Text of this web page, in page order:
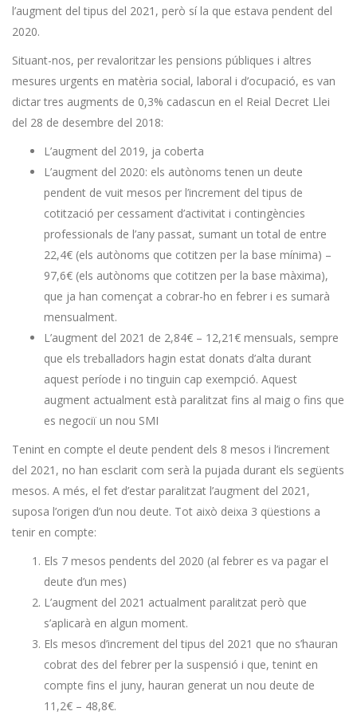
l’augment del tipus del 2021, però sí la que estava pendent del
2020.
Situant-nos, per revaloritzar les pensions públiques i altres
mesures urgents en matèria social, laboral i d’ocupació, es van
dictar tres augments de 0,3% cadascun en el Reial Decret Llei
del 28 de desembre del 2018:
L’augment del 2019, ja coberta
L’augment del 2020: els autònoms tenen un deute
pendent de vuit mesos per l’increment del tipus de
cotització per cessament d’activitat i contingències
professionals de l’any passat, sumant un total de entre
22,4€ (els autònoms que cotitzen per la base mínima) –
97,6€ (els autònoms que cotitzen per la base màxima),
que ja han començat a cobrar-ho en febrer i es sumarà
mensualment.
L’augment del 2021 de 2,84€ – 12,21€ mensuals, sempre
que els treballadors hagin estat donats d’alta durant
aquest període i no tinguin cap exempció. Aquest
augment actualment està paralitzat fins al maig o fins que
es negociï un nou SMI
Tenint en compte el deute pendent dels 8 mesos i l’increment
del 2021, no han esclarit com serà la pujada durant els següents
mesos. A més, el fet d’estar paralitzat l’augment del 2021,
suposa l’origen d’un nou deute. Tot això deixa 3 qüestions a
tenir en compte:
Els 7 mesos pendents del 2020 (al febrer es va pagar el
deute d’un mes)
L’augment del 2021 actualment paralitzat però que
s’aplicarà en algun moment.
Els mesos d’increment del tipus del 2021 que no s’hauran
cobrat des del febrer per la suspensió i que, tenint en
compte fins el juny, hauran generat un nou deute de
11,2€ – 48,8€.